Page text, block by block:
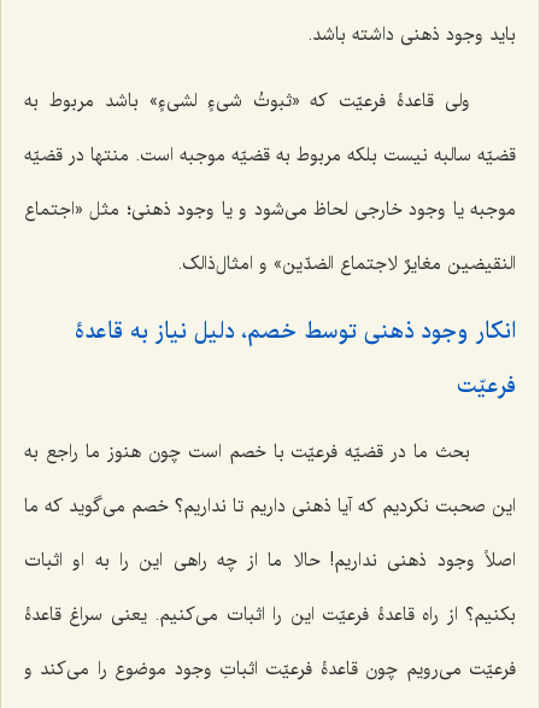
باید وجود ذهنی داشته باشد.
ولی قاعدۀ فرعیّت که «ثبوتُ شیءٍ لشیءٍ» باشد مربوط به
قضیّه سالبه نیست بلکه مربوط به قضیّه موجبه است. منتها در قضیّه
موجبه یا وجود خارجی لحاظ می‌شود و یا وجود ذهنی؛ مثل «اجتماع
النقیضین مغایرٌ لاجتماع الضدّین» و امثال‌ذالک.
انکار وجود ذهنی توسط خصم، دلیل نیاز به قاعدۀ
فرعیّت
بحث ما در قضیّه فرعیّت با خصم است چون هنوز ما راجع به
این صحبت نکردیم که آیا ذهنی داریم تا نداریم؟ خصم می‌گوید که ما
اصلاً وجود ذهنی نداریم! حالا ما از چه راهی این را به او اثبات
بکنیم؟ از راه قاعدۀ فرعیّت این را اثبات می‌کنیم. یعنی سراغ قاعدۀ
فرعیّت می‌رویم چون قاعدۀ فرعیّت اثباتِ وجود موضوع را می‌کند و